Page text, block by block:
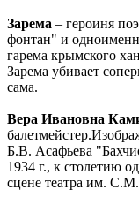
Зарема – героиня
фонтан" и
гарема крымского
Зарема убивает
сама.
Вера Ивановна
Б.В. Асафьева
1934 г., к столетию
сцене театра им.